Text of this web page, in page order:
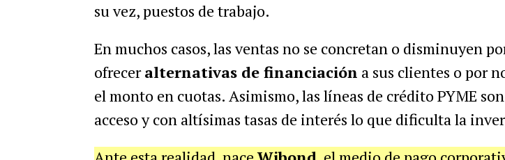
su vez, puestos de trabajo.
En muchos casos, las ventas no se concretan o disminuyen
ofreceralternativas de financiación a sus clientes o por
el monto en cuotas. Asimismo, las líneas de crédito PYME
acceso y con altísimas tasas de interés lo que dificulta la